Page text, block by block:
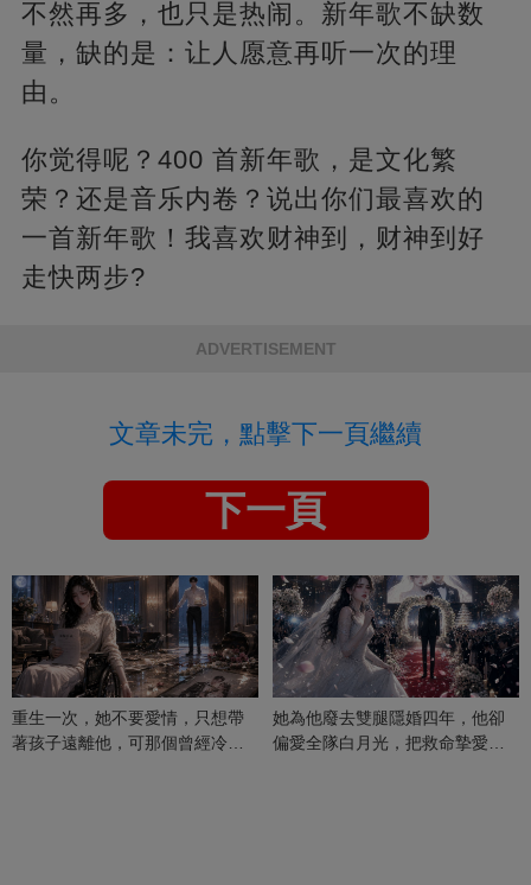
不然再多，也只是热闹。新年歌不缺数
量，缺的是：让人愿意再听一次的理
由。
你觉得呢？400 首新年歌，是文化繁
荣？还是音乐内卷？说出你们最喜欢的
一首新年歌！我喜欢财神到，财神到好
走快两步?
ADVERTISEMENT
文章未完，點擊下一頁繼續
下一頁
重生一次，她不要愛情，只想帶
著孩子遠離他，可那個曾經冷漠
她為他廢去雙腿隱婚四年，他卻
偏愛全隊白月光，把救命摯愛當